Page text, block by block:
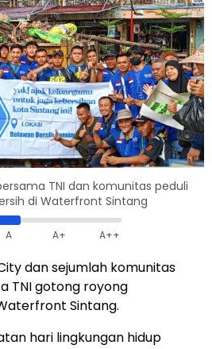
TNI dan komunitas peduli
di Waterfront Sintang
A A+ A++
dan sejumlah komunitas
TNI gotong royong
Sintang.
hari lingkungan hidup